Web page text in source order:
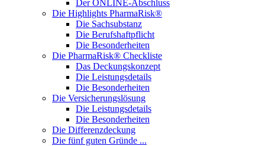
Der ONLINE-Abschluss
Die Highlights PharmaRisk®
Die Sachsubstanz
Die Berufshaftpflicht
Die Besonderheiten
Die PharmaRisk® Checkliste
Das Deckungskonzept
Die Leistungsdetails
Die Besonderheiten
Die Versicherungslösung
Die Leistungsdetails
Die Besonderheiten
Die Differenzdeckung
Die fünf guten Gründe ...